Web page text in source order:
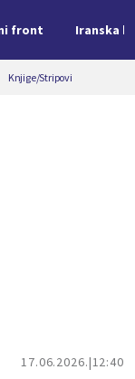
front Iranska
Knjige/Stripovi
17.06.2026. 12:40